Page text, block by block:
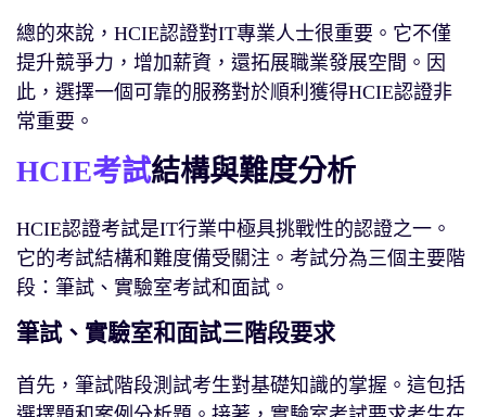
總的來說，HCIE認證對IT專業人士很重要。它不僅
提升競爭力，增加薪資，還拓展職業發展空間。因
此，選擇一個可靠的服務對於順利獲得HCIE認證非
常重要。
HCIE考試結構與難度分析
HCIE認證考試是IT行業中極具挑戰性的認證之一。
它的考試結構和難度備受關注。考試分為三個主要階
段：筆試、實驗室考試和面試。
筆試、實驗室和面試三階段要求
首先，筆試階段測試考生對基礎知識的掌握。這包括